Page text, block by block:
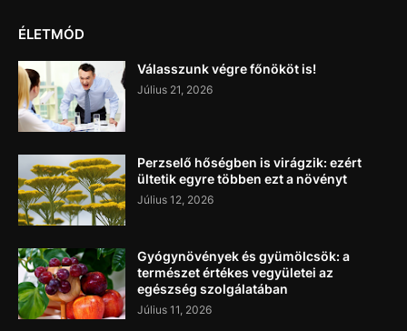
ÉLETMÓD
Válasszunk végre főnököt is!
Július 21, 2026
Perzselő hőségben is virágzik: ezért
ültetik egyre többen ezt a növényt
Július 12, 2026
Gyógynövények és gyümölcsök: a
természet értékes vegyületei az
egészség szolgálatában
Július 11, 2026